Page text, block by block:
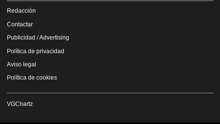
Redacción
Contactar
Publicidad / Advertising
Política de privacidad
Aviso legal
Política de cookies
VGChartz